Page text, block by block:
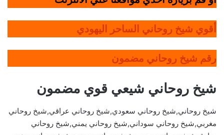
أقوي شيخ روحاني الساحر اليهودي
رقم شيخ روحاني مضمون
شيخ روحاني شيعي قوي مضمون
شيخ روحاني,شيخ روحاني سعودي,شيخ روحاني عراقي,شيخ روحاني
مغربي,شيخ روحاني سوداني,شيخ روحاني يمني,شيخ روحاني